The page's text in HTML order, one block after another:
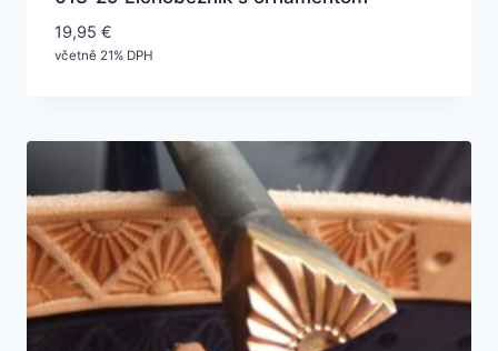
19,95 €
včetně 21% DPH